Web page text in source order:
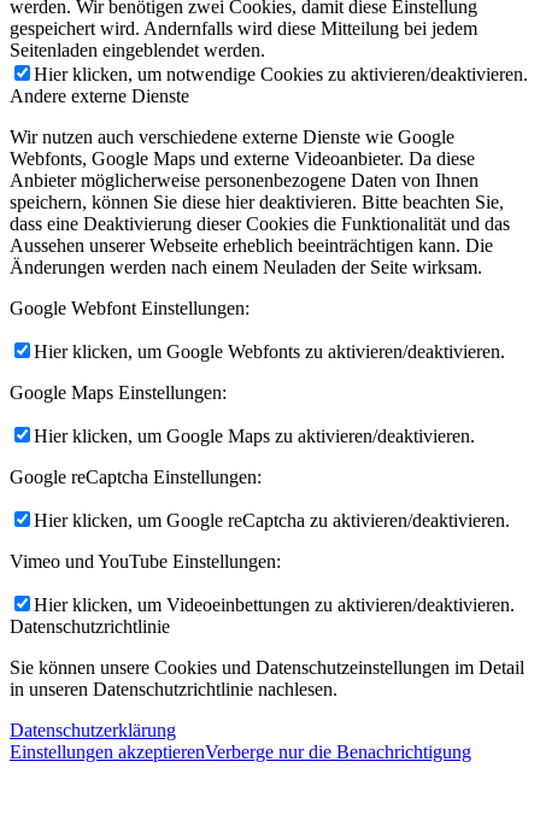
werden. Wir benötigen zwei Cookies, damit diese Einstellung
gespeichert wird. Andernfalls wird diese Mitteilung bei jedem
Seitenladen eingeblendet werden.
Hier klicken, um notwendige Cookies zu aktivieren/deaktivieren.
Andere externe Dienste
Wir nutzen auch verschiedene externe Dienste wie Google
Webfonts, Google Maps und externe Videoanbieter. Da diese
Anbieter möglicherweise personenbezogene Daten von Ihnen
speichern, können Sie diese hier deaktivieren. Bitte beachten Sie,
dass eine Deaktivierung dieser Cookies die Funktionalität und das
Aussehen unserer Webseite erheblich beeinträchtigen kann. Die
Änderungen werden nach einem Neuladen der Seite wirksam.
Google Webfont Einstellungen:
Hier klicken, um Google Webfonts zu aktivieren/deaktivieren.
Google Maps Einstellungen:
Hier klicken, um Google Maps zu aktivieren/deaktivieren.
Google reCaptcha Einstellungen:
Hier klicken, um Google reCaptcha zu aktivieren/deaktivieren.
Vimeo und YouTube Einstellungen:
Hier klicken, um Videoeinbettungen zu aktivieren/deaktivieren.
Datenschutzrichtlinie
Sie können unsere Cookies und Datenschutzeinstellungen im Detail
in unseren Datenschutzrichtlinie nachlesen.
Datenschutzerklärung
Einstellungen akzeptierenVerberge nur die Benachrichtigung